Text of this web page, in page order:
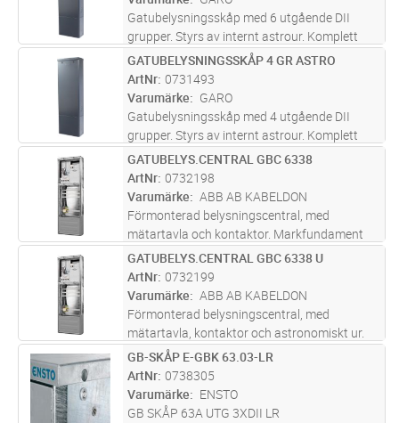
mer
Gatubelysningsskåp med 6 utgående DII
grupper. Styrs av internt astrour. Komplett
gatubelysningsskåp för 6 utgående grupper
utrustat med trätavla för mätare av
förbrukning. Belysningen aktiveras via
mer
ST Lägg i kundvagn
GATUBELYSNINGSSKÅP 4 GR ASTRO
ArtNr 0731493
Varumärke
GARO
Gatubelysningsskåp med 4 utgående DII
grupper. Styrs av internt astrour. Komplett
gatubelysningsskåp för 4 utgående grupper
utrustat med trätavla för mätare av
förbrukning. Belysningen aktiveras via
mer
ST Lägg i kundvagn
GATUBELYS.CENTRAL GBC 6338
ArtNr 0732198
Varumärke
ABB AB KABELDON
Förmonterad belysningscentral, med
mätartavla och kontaktor. Markfundament
ingår. 400 V, 63 A. Passande säkring DIII.
Serviskabeln ansluts på plint för kabel med
max ledararea 50 mm². Kompletteras me
mer
ST Lägg i kundvagn
GATUBELYS.CENTRAL GBC 6338 U
ArtNr 0732199
Varumärke
ABB AB KABELDON
Förmonterad belysningscentral, med
mätartavla, kontaktor och astronomiskt ur.
Markfundament ingår. 400 V, 63 A. Passande
säkring DIII. Serviskabeln ansluts på plint för
kabel med max ledararea 50 mm²
ST Lägg i kundvagn
GB-SKÅP E-GBK 63.03-LR
ArtNr 0738305
Varumärke
ENSTO
GB SKÅP 63A UTG 3XDII LR